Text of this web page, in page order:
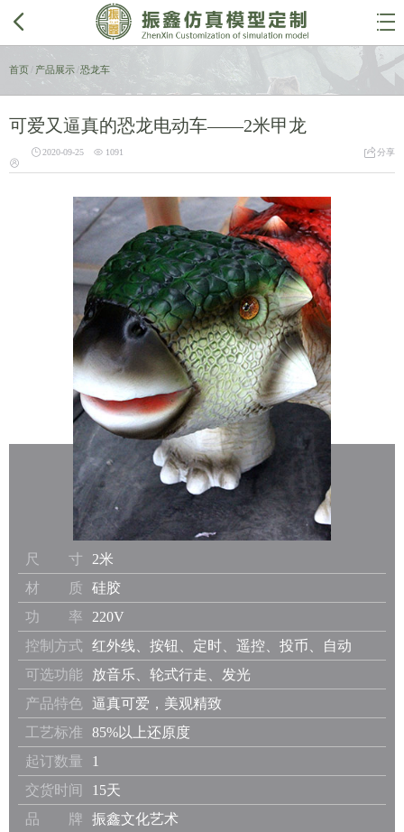
 
首页 产品展示/恐龙车
可爱又逼真的恐龙电动车——2米甲龙

 2020-09-25  1091 分享
尺 寸
2米
材 质
硅胶
功 率
220V
控制方式
红外线、按钮、定时、遥控、投币、自动
可选功能
放音乐、轮式行走、发光
产品特色
逼真可爱，美观精致
工艺标准
85%以上还原度
起订数量
1
交货时间
15天
品 牌
振鑫文化艺术